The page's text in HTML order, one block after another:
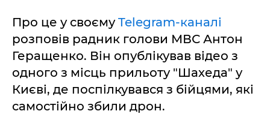
Про це у своємуTelegram-каналі
розповів радник голови МВС Антон
Геращенко. Він опублікував відео з
одного з місць прильоту "Шахеда" у
Києві, де поспілкувався з бійцями, які
самостійно збили дрон.